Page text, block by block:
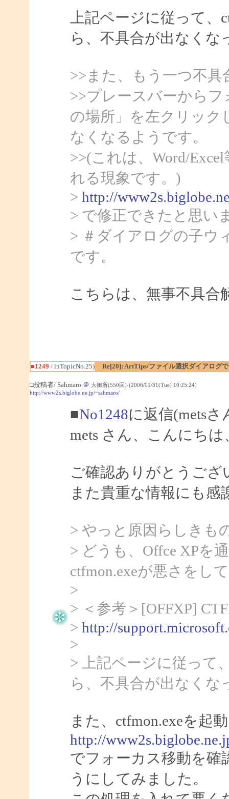
上記ページに従って
ら、不具合が出なくな
>>また、もう一つ不具
>>プレースバーから
の場所」を左クリック
なくなるようです。
>>(これは、Word/
れる現象です。)
> http://
> で修正できたと思い
> ＃ダイアログの子ウ
です。
こちらは、無事不具合
■1249 / inTopicNo.25) Re[20]: ArtTips/ファイル選択ダイアログ
□投稿者/ Sahmaro ＠ 大御所(550回)-(2006/01/31(Tue) 10:25:24)
http://www2s.biglobe.ne.jp/~sahmaro/
■No1248に返信(metsさ
mets さん、こんにちは
ご確認ありがとうござ
また貴重な情報にも感
> やっと原因らしきも
> どうも、Offce XPを
ctfmon.exeが悪さをし
>
> ＜参考＞[OFFXP]
> http://
>
> 上記ページに従って
ら、不具合が出なくな
また、ctfmon.exeを起
http://
でフォーカス移動を確
うにしてみました。